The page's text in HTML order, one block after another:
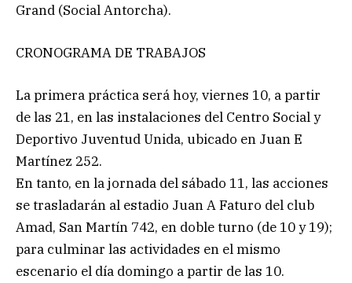
Grand (Social Antorcha).
CRONOGRAMA DE TRABAJOS
La primera práctica será hoy, viernes 10, a partir
de las 21, en las instalaciones del Centro Social y
Deportivo Juventud Unida, ubicado en Juan E
Martínez 252.
En tanto, en la jornada del sábado 11, las acciones
se trasladarán al estadio Juan A Faturo del club
Amad, San Martín 742, en doble turno (de 10 y 19);
para culminar las actividades en el mismo
escenario el día domingo a partir de las 10.